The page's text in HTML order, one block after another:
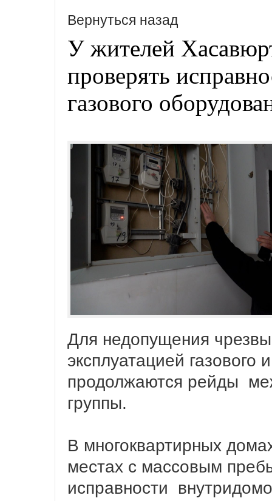
Вернуться назад
У жителей
проверять
газового
Для недопущения
эксплуатацией газового
продолжаются рейды
группы.
В многоквартирных
местах с массовым
исправности